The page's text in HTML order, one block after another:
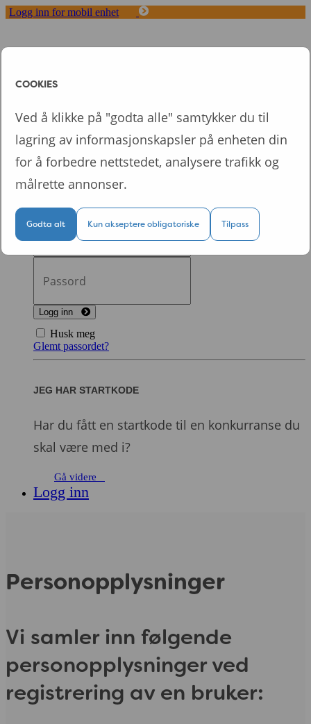
Logg inn for mobil enhet
Start
FAQ
Fordeler med Dytt
Om oss
Logg inn
Logg inn
Husk meg
Glemt passordet?
JEG HAR STARTKODE
Har du fått en startkode til en konkurranse du
skal være med i?
Gå videre
Logg inn
Personopplysninger
Vi samler inn følgende
personopplysninger ved
registrering av en bruker:
COOKIES
Ved å klikke på "godta alle" samtykker du til
lagring av informasjonskapsler på enheten din
for å forbedre nettstedet, analysere trafikk og
målrette annonser.
Godta alt Kun akseptere obligatoriske Tilpass